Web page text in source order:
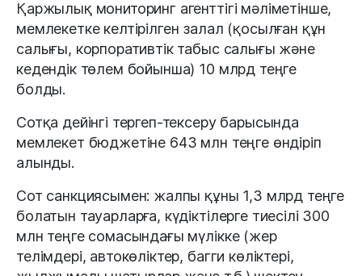
Қаржылық мониторинг агенттігі мәліметінше,
мемлекетке келтірілген залал (қосылған құн
салығы, корпоративтік табыс салығы және
кедендік төлем бойынша) 10 млрд теңге
болды.
Сотқа дейінгі тергеп-тексеру барысында
мемлекет бюджетіне 643 млн теңге өндіріп
алынды.
Сот санкциясымен: жалпы құны 1,3 млрд теңге
болатын тауарларға, күдіктілерге тиесілі 300
млн теңге сомасындағы мүлікке (жер
телімдері, автокөліктер, багги көліктері,